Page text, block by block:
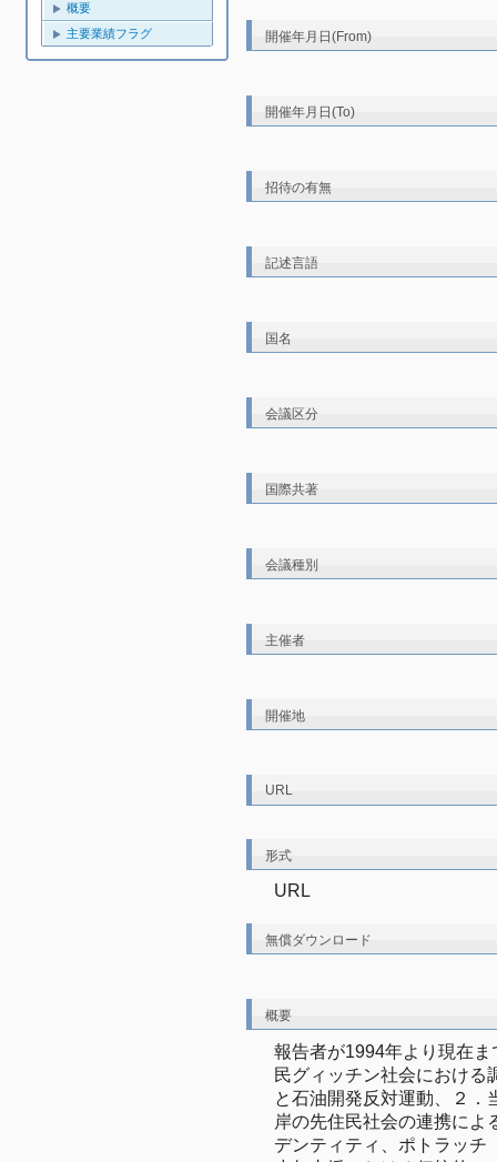
概要
主要業績フラグ
開催年月日(From)
開催年月日(To)
招待の有無
記述言語
国名
会議区分
国際共著
会議種別
主催者
開催地
URL
形式
URL
無償ダウンロード
概要
報告者が1994年より現在
民グィッチン社会における
と石油開発反対運動、２．
岸の先住民社会の連携によ
デンティティ、ポトラッチ